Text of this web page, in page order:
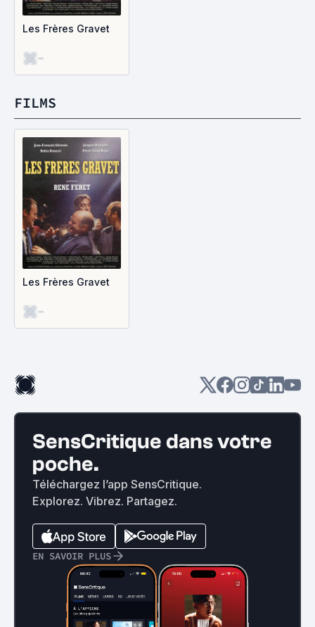
Les Frères Gravet
-
FILMS
Les Frères Gravet
-
SensCritique dans votre
poche.
Téléchargez l’app SensCritique.
Explorez. Vibrez. Partagez.
EN SAVOIR PLUS